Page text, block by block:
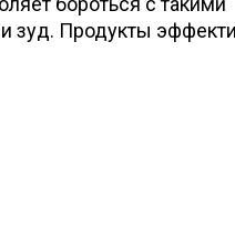
зуд. Продукты